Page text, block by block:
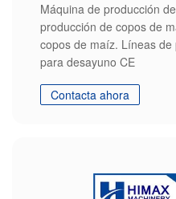
Máquina de producción
producción de copos de
copos de maíz. Líneas
para desayuno CE
Contacta ahora